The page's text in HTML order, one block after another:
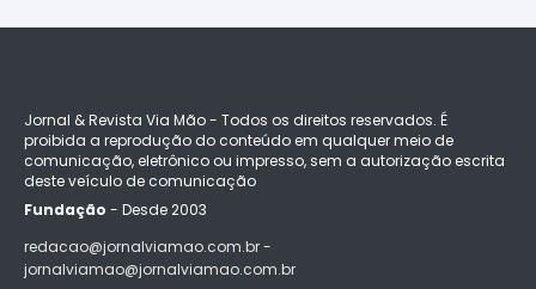
Jornal & Revista Via Mão - Todos os direitos reservados. É
proibida a reprodução do conteúdo em qualquer meio de
comunicação, eletrônico ou impresso, sem a autorização escrita
deste veículo de comunicação
Fundação - Desde 2003
redacao@jornalviamao.com.br -
jornalviamao@jornalviamao.com.br